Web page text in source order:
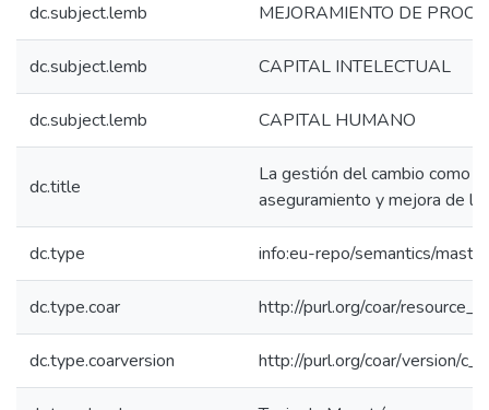
dc.subject.lemb MEJORAMIENTO DE
dc.subject.lemb CAPITAL INTELECTUAL
dc.subject.lemb CAPITAL HUMANO
dc.title
La gestión del cambio como
aseguramiento y mejora de
dc.type info:eu-repo/semantics/
dc.type.coar http://purl.org/coar/
dc.type.coarversion http://purl.org/coar/version/